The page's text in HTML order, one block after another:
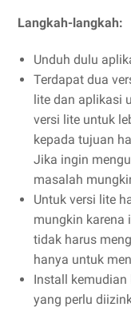
Langkah-langkah:
Unduh dulu
Terdapat dua
lite dan aplikasi
versi lite untuk
kepada tujuan
Jika ingin
masalah
Untuk versi lite
mungkin karena
tidak harus
hanya untuk
Install
yang perlu